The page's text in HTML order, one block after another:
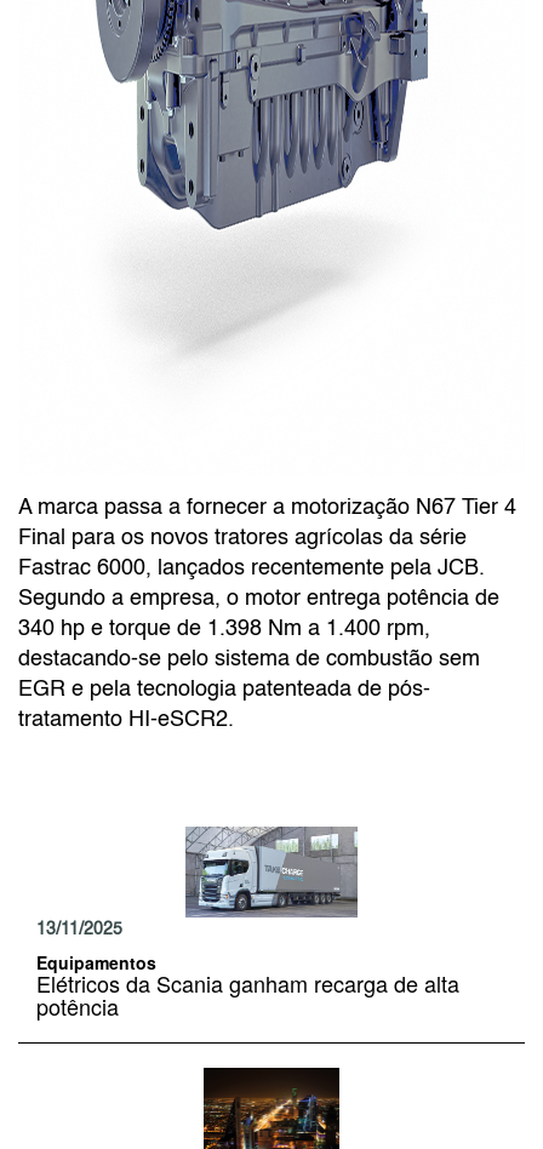
A marca passa a fornecer a motorização N67 Tier 4
Final para os novos tratores agrícolas da série
Fastrac 6000, lançados recentemente pela JCB.
Segundo a empresa, o motor entrega potência de
340 hp e torque de 1.398 Nm a 1.400 rpm,
destacando-se pelo sistema de combustão sem
EGR e pela tecnologia patenteada de pós-
tratamento HI-eSCR2.
13/11/2025
Equipamentos
Elétricos da Scania ganham recarga de alta
potência